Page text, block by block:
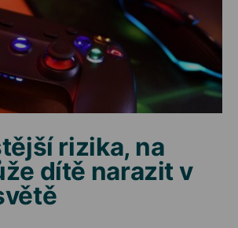
rizika, na
dítě narazit v